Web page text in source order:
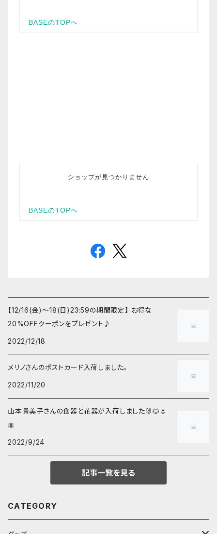
【12/16(金)〜18(日)23:59の期間限定】 お得な
20%OFFクーポンをプレゼント♪
2022/12/18
メリノさんのポストカード入荷しました。
2022/11/20
山本貴美子さんの食器と花器が入荷しました🐰🐱🌷
🎀
2022/9/24
記事一覧を見る
CATEGORY